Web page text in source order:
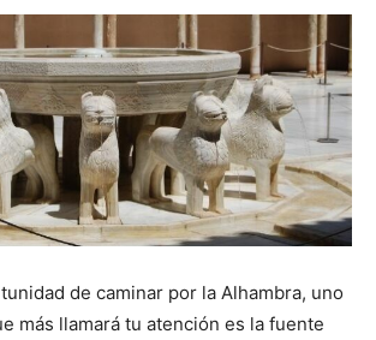
de caminar por la Alhambra, uno
más llamará tu atención es la fuente